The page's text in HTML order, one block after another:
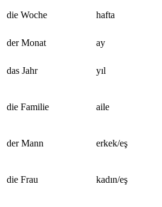
die Woche hafta
der Monat
ay
das Jahr yıl
die Familie aile
der Mann erkek/eş
die Frau kadın/eş